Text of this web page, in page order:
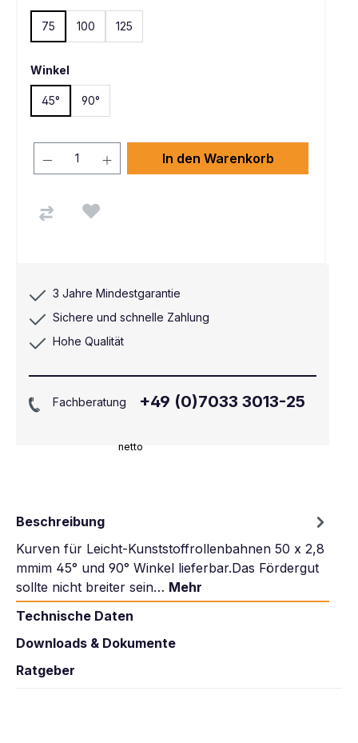
netto
75 100 125
Winkel
45° 90°
In den Warenkorb
3 Jahre Mindestgarantie
Sichere und schnelle Zahlung
Hohe Qualität
Fachberatung +49 (0)7033 3013-25
Beschreibung
Kurven für Leicht-Kunststoffrollenbahnen 50 x 2,8
mmim 45° und 90° Winkel lieferbar.Das Fördergut
sollte nicht breiter sein… Mehr
Technische Daten
Downloads & Dokumente
Ratgeber